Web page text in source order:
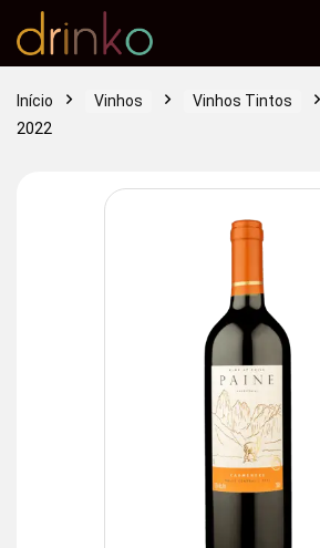
Início Vinhos Vinhos Tintos
2022